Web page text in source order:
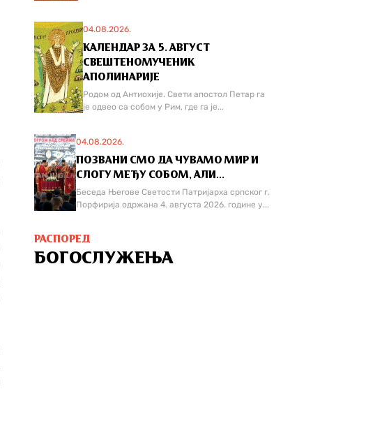
04.08.2026.
КАЛЕНДАР ЗА 5. АВГУСТ
СВЕШТЕНОМУЧЕНИК
АПОЛИНАРИЈЕ
Родом од Антиохије. Свети апостол Петар га
је одвео са собом у Рим, где га је...
04.08.2026.
ПОЗВАНИ СМО ДА ЧУВАМО МИР И
СЛОГУ МЕЂУ СОБОМ, АЛИ...
Беседа Његове Светости Патријарха српског г.
Порфирија одржана 4. августа 2026. године у...
РАСПОРЕД
БОГОСЛУЖЕЊА